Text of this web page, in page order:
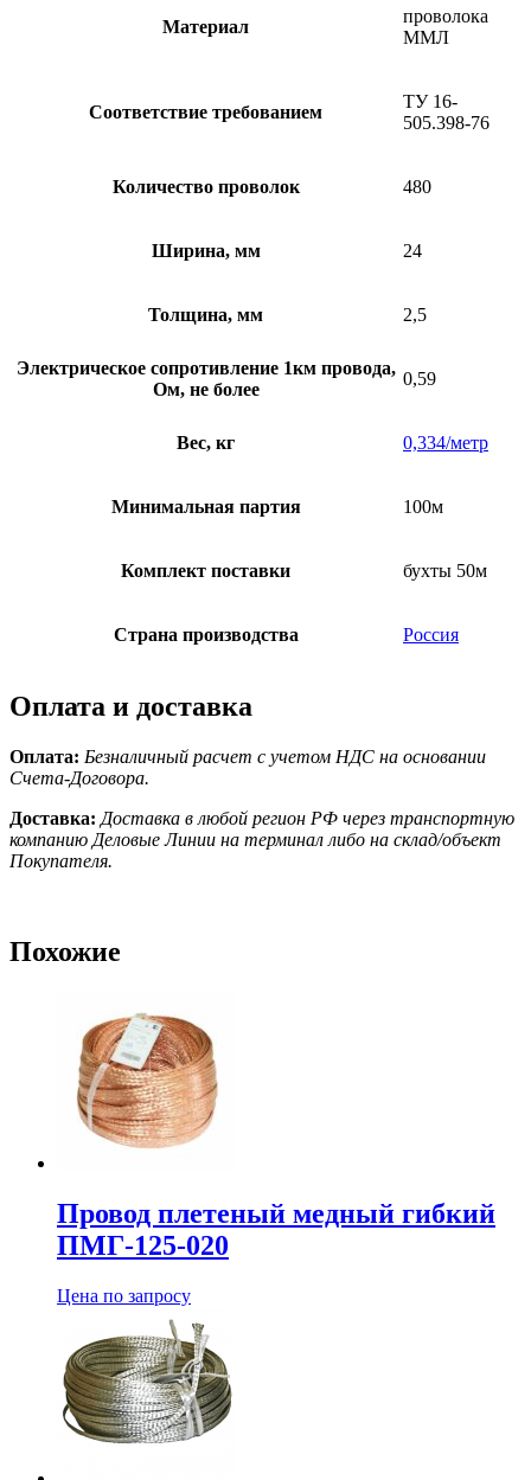
Материал
проволока
ММЛ
Соответствие требованием
ТУ 16-
505.398-76
Количество проволок 480
Ширина, мм 24
Толщина, мм 2,5
Электрическое сопротивление 1км провода,
Ом, не более
0,59
Вес, кг 0,334/метр
Минимальная партия 100м
Комплект поставки бухты 50м
Страна производства Россия
Оплата и доставка
Оплата: Безналичный расчет с учетом НДС на основании
Счета-Договора.
Доставка: Доставка в любой регион РФ через транспортную
компанию Деловые Линии на терминал либо на склад/объект
Покупателя.
Похожие
Провод плетеный медный гибкий
ПМГ-125-020
Цена по запросу